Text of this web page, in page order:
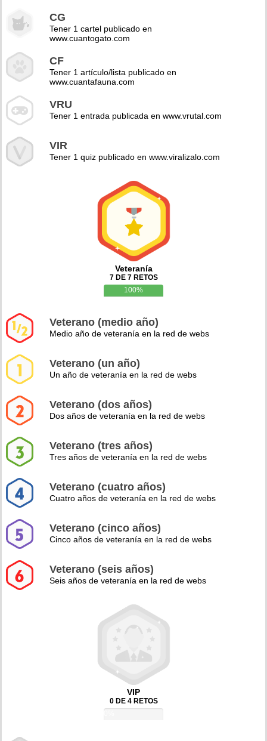
CG
Tener 1 cartel publicado en
www.cuantogato.com
CF
Tener 1 artículo/lista publicado en
www.cuantafauna.com
VRU
Tener 1 entrada publicada en www.vrutal.com
VIR
Tener 1 quiz publicado en www.viralizalo.com
Veteranía
7 DE 7 RETOS
100%
Veterano (medio año)
Medio año de veteranía en la red de webs
Veterano (un año)
Un año de veteranía en la red de webs
Veterano (dos años)
Dos años de veteranía en la red de webs
Veterano (tres años)
Tres años de veteranía en la red de webs
Veterano (cuatro años)
Cuatro años de veteranía en la red de webs
Veterano (cinco años)
Cinco años de veteranía en la red de webs
Veterano (seis años)
Seis años de veteranía en la red de webs
VIP
0 DE 4 RETOS